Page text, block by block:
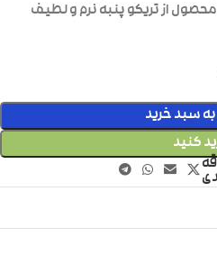
از تریکو پنبه نرم و لطیف
سبد خرید
کنید